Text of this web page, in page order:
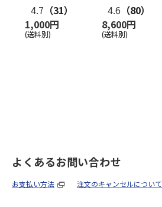
4.7 （31）
1,000円
(送料別)
4.6 （80）
8,600円
(送料別)
よくあるお問い合わせ
お支払い方法 注文のキャンセルについて